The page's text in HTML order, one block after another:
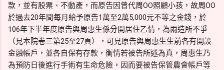
款，並有股票、不動產，而原告因曾代周OO照顧小孩，故周OO
於過去20年間每月給予原告1萬至2萬5,000元不等之金錢，於
106年下半年度原告與周惠生係分開居住乙情，為兩造所不爭
（見本院卷三第25至27頁），可見原告與周惠生生前各有開設
金融帳戶，並各自保有存款，衡情若被告所述為真，周惠生乃
為預防日後進行手術有生命危險，因而要被告保管農會帳戶等